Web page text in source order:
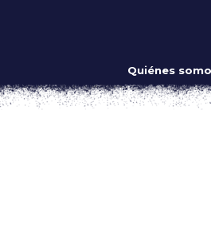
Quiénes
se construyen todos
e Ina Riaskov.|Oct 12, 2018
Latina y el Caribe es un día de